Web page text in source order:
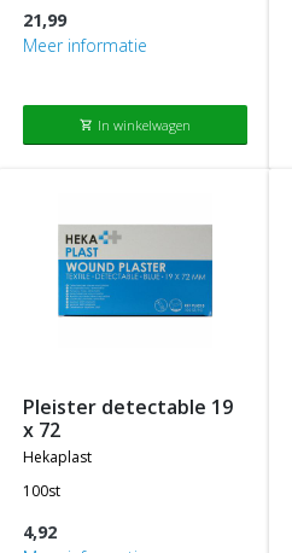
21,99
Meer informatie
shopping_cart In winkelwagen
pleister detectable 19
x 72
hekaplast
100st
4,92